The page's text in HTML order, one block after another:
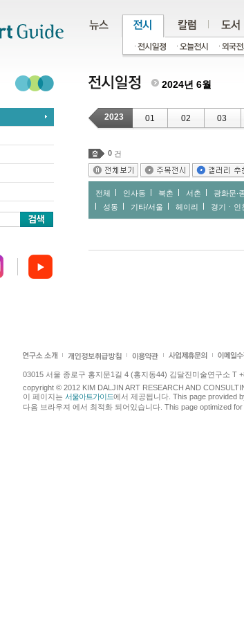
2024년 6월
2023 01 02 03
0 건
전체 인사동 북촌 서촌 광화문∙
성동
기타/서울 헤이리 경기ㆍ인
03015 서울 종로구 홍지문1길 4 (홍지동44) 김달진미술연구소 T
copyright © 2012 KIM DALJIN ART RESEARCH AND
이 페이지는 서울아트가이드에서 제공됩니다. This page provided
다음 브라우져 에서 최적화 되어있습니다. This page optimized